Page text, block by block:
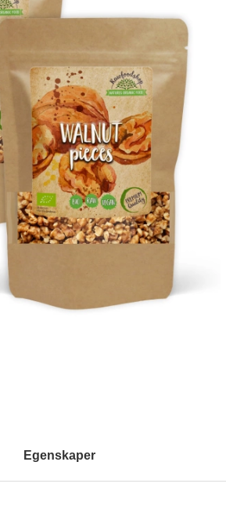
Egenskaper